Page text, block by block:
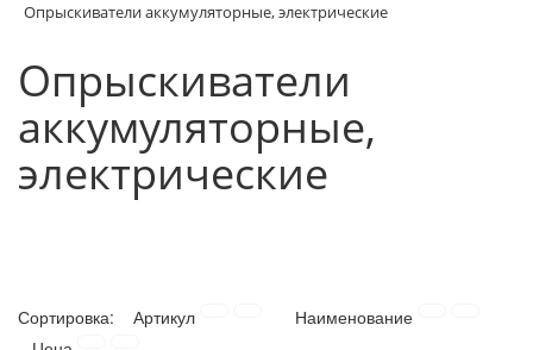
КЛИМАТИЧЕСКАЯ ТЕХНИКА
КРЕПЕЖ И СКОБЯНЫЕ ИЗДЕЛИЯ
ЛАКОКРАСОЧНЫЕ МАТЕРИАЛЫ
ПОСУДА
Опрыскиватели аккумуляторные, электрические
Опрыскиватели
аккумуляторные,
электрические
Сортировка: Артикул
Наименование